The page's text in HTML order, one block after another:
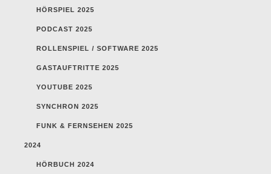
HÖRSPIEL 2025
PODCAST 2025
ROLLENSPIEL / SOFTWARE 2025
GASTAUFTRITTE 2025
YOUTUBE 2025
SYNCHRON 2025
FUNK & FERNSEHEN 2025
2024
HÖRBUCH 2024